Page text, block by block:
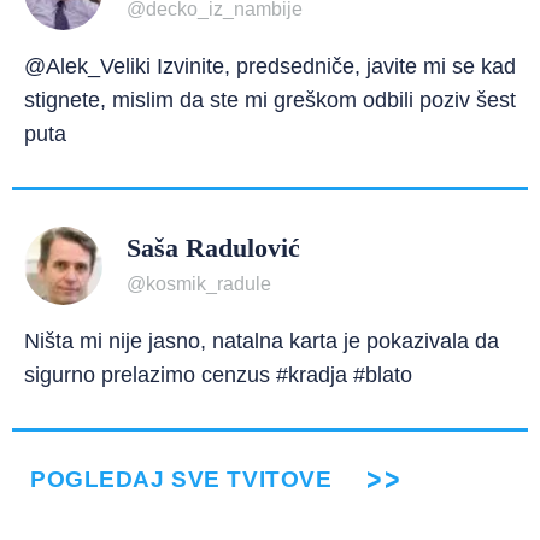
@decko_iz_nambije
@Alek_Veliki Izvinite, predsedniče, javite mi se kad
stignete, mislim da ste mi greškom odbili poziv šest
puta
Saša Radulović
@kosmik_radule
Ništa mi nije jasno, natalna karta je pokazivala da
sigurno prelazimo cenzus #kradja #blato
POGLEDAJ SVE TVITOVE